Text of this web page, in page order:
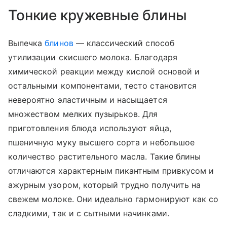
Тонкие кружевные блины
Выпечкаблинов— классический способ
утилизации скисшего молока. Благодаря
химической реакции между кислой основой и
остальными компонентами, тесто становится
невероятно эластичным и насыщается
множеством мелких пузырьков. Для
приготовления блюда используют яйца,
пшеничную муку высшего сорта и небольшое
количество растительного масла. Такие блины
отличаются характерным пикантным привкусом и
ажурным узором, который трудно получить на
свежем молоке. Они идеально гармонируют как со
сладкими, так и с сытными начинками.